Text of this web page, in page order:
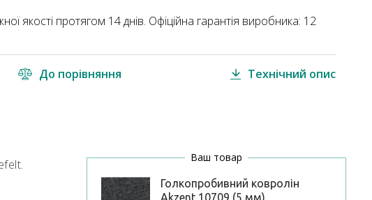
якості протягом 14 днів. Офіційна гарантія виробника: 12
До порівняння Технічний опис
Ваш товар
Голкопробивний ковролін
Akzent 10709 (5 мм)